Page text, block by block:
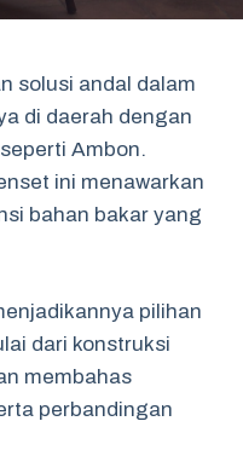
solusi andal dalam
di daerah dengan
Ambon.
ini menawarkan
bahan bakar yang
pilihan
dari konstruksi
membahas
perbandingan